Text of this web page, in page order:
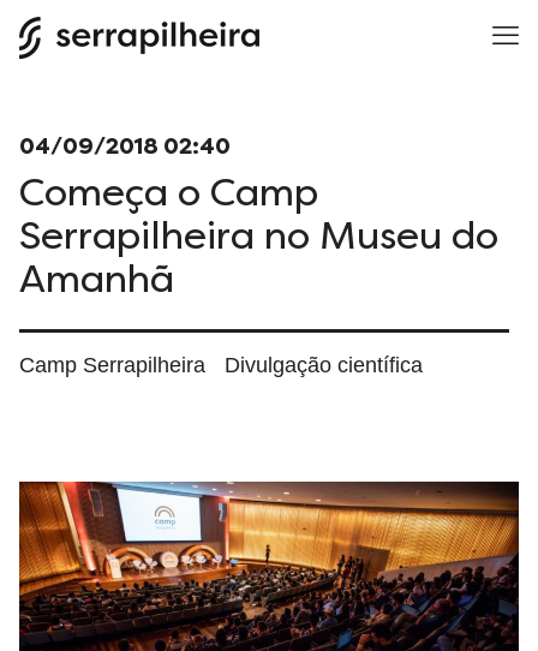
04/09/2018 02:40
Começa o Camp
Serrapilheira no Museu do
Amanhã
Camp Serrapilheira Divulgação científica